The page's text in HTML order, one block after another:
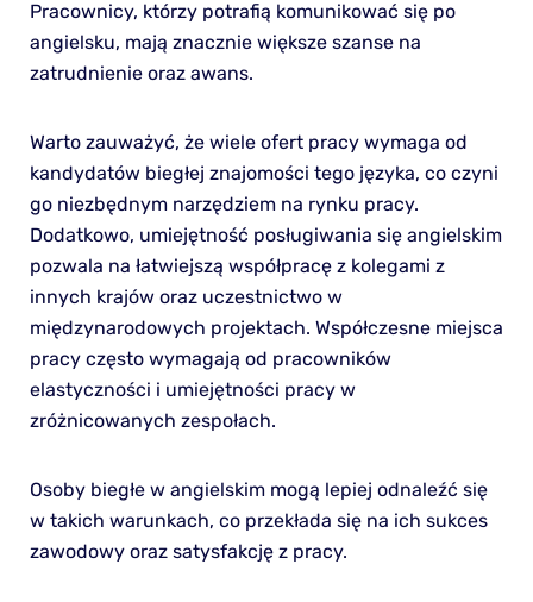
Pracownicy, którzy potrafią komunikować się po
angielsku, mają znacznie większe szanse na
zatrudnienie oraz awans.
Warto zauważyć, że wiele ofert pracy wymaga od
kandydatów biegłej znajomości tego języka, co czyni
go niezbędnym narzędziem na rynku pracy.
Dodatkowo, umiejętność posługiwania się angielskim
pozwala na łatwiejszą współpracę z kolegami z
innych krajów oraz uczestnictwo w
międzynarodowych projektach. Współczesne miejsca
pracy często wymagają od pracowników
elastyczności i umiejętności pracy w
zróżnicowanych zespołach.
Osoby biegłe w angielskim mogą lepiej odnaleźć się
w takich warunkach, co przekłada się na ich sukces
zawodowy oraz satysfakcję z pracy.